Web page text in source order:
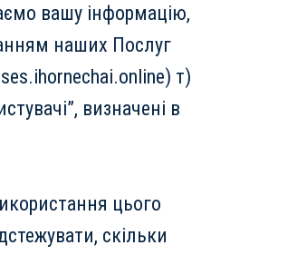
вашу інформацію,
наших Послуг
т)
визначені в
цього
скільки